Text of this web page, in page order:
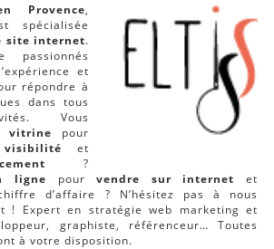
LONGUE DISTANCE
Provence,
spécialisée
site internet.
passionnés
et
répondre à
dans tous
Vous
vitrine pour
visibilité et
?
ligne pourvendre sur internet et
d’affaire ? N’hésitez pas à nous
! Expert en stratégie web marketing et
graphiste, référenceur… Toutes
à votre disposition.